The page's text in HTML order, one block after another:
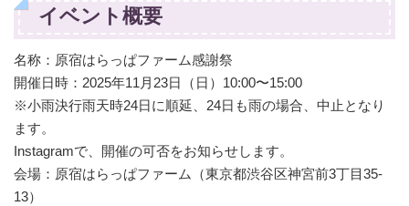
イベント概要
名称：原宿はらっぱファーム感謝祭
開催日時：2025年11月23日（日）10:00〜15:00
※小雨決行雨天時24日に順延、24日も雨の場合、中止となり
ます。
Instagramで、開催の可否をお知らせします。
会場：原宿はらっぱファーム（東京都渋谷区神宮前3丁目35-
13）